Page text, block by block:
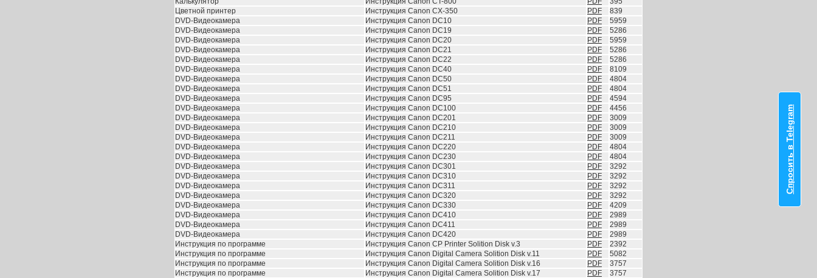
Цветной принтер
Инструкция Canon CX-350 PDF
839
DVD-Видеокамера
Инструкция Canon DC10 PDF
5959
DVD-Видеокамера
Инструкция Canon DC19 PDF
5286
DVD-Видеокамера
Инструкция Canon DC20 PDF
5959
DVD-Видеокамера
Инструкция Canon DC21 PDF
5286
DVD-Видеокамера
Инструкция Canon DC22 PDF
5286
DVD-Видеокамера
Инструкция Canon DC40 PDF
8109
DVD-Видеокамера
Инструкция Canon DC50 PDF
4804
DVD-Видеокамера
Инструкция Canon DC51 PDF
4804
DVD-Видеокамера
Инструкция Canon DC95 PDF
4594
DVD-Видеокамера
Инструкция Canon DC100 PDF
4456
DVD-Видеокамера
Инструкция Canon DC201 PDF
3009
DVD-Видеокамера
Инструкция Canon DC210 PDF
3009
DVD-Видеокамера
Инструкция Canon DC211 PDF
3009
DVD-Видеокамера
Инструкция Canon DC220 PDF
4804
DVD-Видеокамера
Инструкция Canon DC230 PDF
4804
DVD-Видеокамера
Инструкция Canon DC301 PDF
3292
DVD-Видеокамера
Инструкция Canon DC310 PDF
3292
DVD-Видеокамера
Инструкция Canon DC311 PDF
3292
DVD-Видеокамера
Инструкция Canon DC320 PDF
3292
DVD-Видеокамера
Инструкция Canon DC330 PDF
4209
DVD-Видеокамера
Инструкция Canon DC410 PDF
2989
DVD-Видеокамера
Инструкция Canon DC411 PDF
2989
DVD-Видеокамера
Инструкция Canon DC420 PDF
2989
Инструкция по программе
Инструкция Canon CP Printer Solition Disk v.3 PDF
2392
Инструкция по программе
Инструкция Canon Digital Camera Solition Disk v.11 PDF
5082
Инструкция по программе
Инструкция Canon Digital Camera Solition Disk v.16 PDF
3757
Инструкция по программе
Инструкция Canon Digital Camera Solition Disk v.17 PDF
3757
Спросить в Telegram